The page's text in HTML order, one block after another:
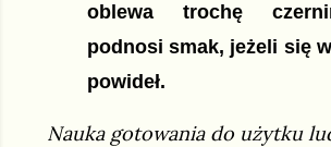
oblewa trochę
podnosi smak, jeżeli się
powideł.
Nauka gotowania do użytku